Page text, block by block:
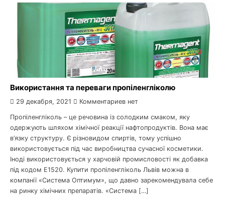
Використання та переваги пропіленгліколю
29 декабря, 2021 Комментариев нет
Пропіленгліколь – це речовина із солодким смаком, яку
одержують шляхом хімічної реакції нафтопродуктів. Вона має
в’язку структуру. Є різновидом спиртів, тому успішно
використовується під час виробництва сучасної косметики.
Іноді використовується у харчовій промисловості як добавка
під кодом E1520. Купити пропіленгліколь Львів можна в
компанії «Система Оптимум», що давно зарекомендувала себе
на ринку хімічних препаратів. «Система […]